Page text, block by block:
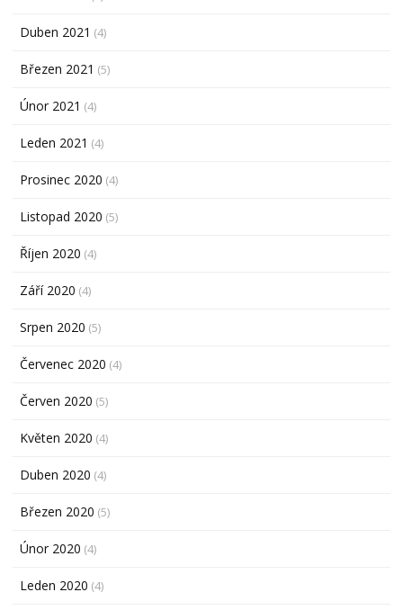
Duben 2021 (4)
Březen 2021 (5)
Únor 2021 (4)
Leden 2021 (4)
Prosinec 2020 (4)
Listopad 2020 (5)
Říjen 2020 (4)
Září 2020 (4)
Srpen 2020 (5)
Červenec 2020 (4)
Červen 2020 (5)
Květen 2020 (4)
Duben 2020 (4)
Březen 2020 (5)
Únor 2020 (4)
Leden 2020 (4)